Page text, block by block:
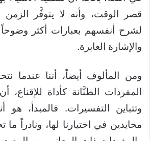
قصر الوقت، وأنه لا يتوفَّر الزمن
لشرح أنفسهم بعبارات أكثر
والإشارة العابرة.
ومن المألوف أيضاً، أننا عندما
المفردات الطنَّانة كأداة
وتتباين التفسيرات. فالمبدأ، هو
محايدين في اختيارنا لها، ونادراً